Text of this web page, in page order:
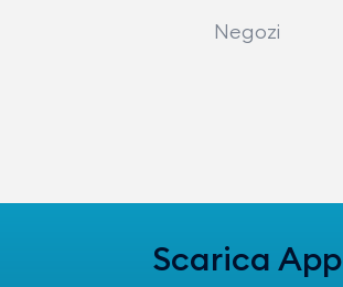
Negozi
Scarica App